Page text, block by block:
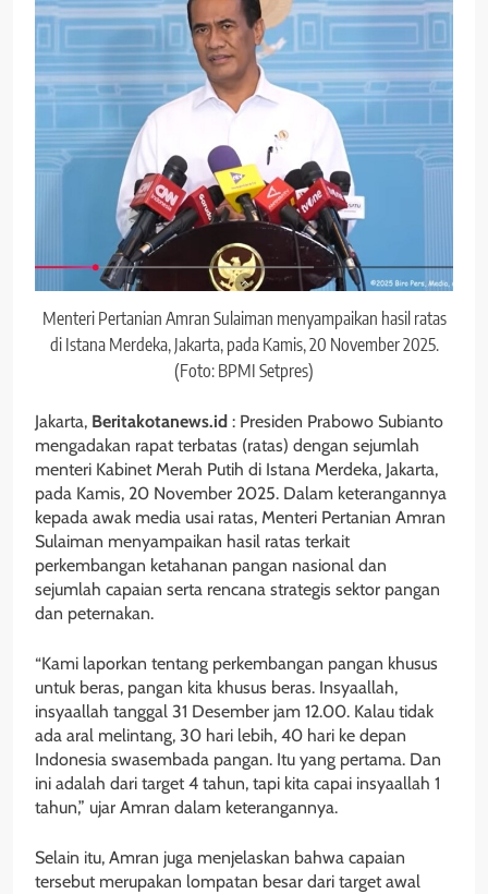
Menteri Pertanian Amran Sulaiman menyampaikan hasil ratas
di Istana Merdeka, Jakarta, pada Kamis, 20 November 2025.
(Foto: BPMI Setpres)
Jakarta, Beritakotanews.id : Presiden Prabowo Subianto
mengadakan rapat terbatas (ratas) dengan sejumlah
menteri Kabinet Merah Putih di Istana Merdeka, Jakarta,
pada Kamis, 20 November 2025. Dalam keterangannya
kepada awak media usai ratas, Menteri Pertanian Amran
Sulaiman menyampaikan hasil ratas terkait
perkembangan ketahanan pangan nasional dan
sejumlah capaian serta rencana strategis sektor pangan
dan peternakan.
“Kami laporkan tentang perkembangan pangan khusus
untuk beras, pangan kita khusus beras. Insyaallah,
insyaallah tanggal 31 Desember jam 12.00. Kalau tidak
ada aral melintang, 30 hari lebih, 40 hari ke depan
Indonesia swasembada pangan. Itu yang pertama. Dan
ini adalah dari target 4 tahun, tapi kita capai insyaallah 1
tahun,” ujar Amran dalam keterangannya.
Selain itu, Amran juga menjelaskan bahwa capaian
tersebut merupakan lompatan besar dari target awal